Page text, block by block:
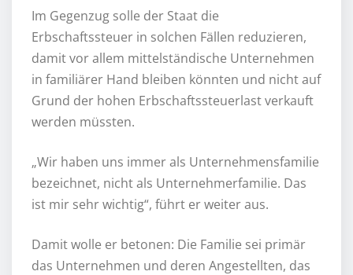
Im Gegenzug solle der Staat die
Erbschaftssteuer in solchen Fällen reduzieren,
damit vor allem mittelständische Unternehmen
in familiärer Hand bleiben könnten und nicht auf
Grund der hohen Erbschaftssteuerlast verkauft
werden müssten.
„Wir haben uns immer als Unternehmensfamilie
bezeichnet, nicht als Unternehmerfamilie. Das
ist mir sehr wichtig“, führt er weiter aus.
Damit wolle er betonen: Die Familie sei primär
das Unternehmen und deren Angestellten, das